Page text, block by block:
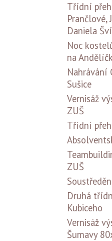
Třídní
Prančlové,
Daniela
Noc
na
Nahrávání
Sušice
Vernisáž
ZUŠ
Třídní
ZUŠ
Druhá
Kubiceho
Vernisáž
Šumavy